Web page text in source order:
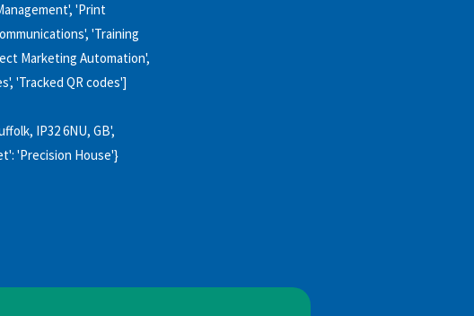
'Print
'Training
Marketing Automation',
'Tracked QR codes']
IP32 6NU, GB',
'Precision House'}